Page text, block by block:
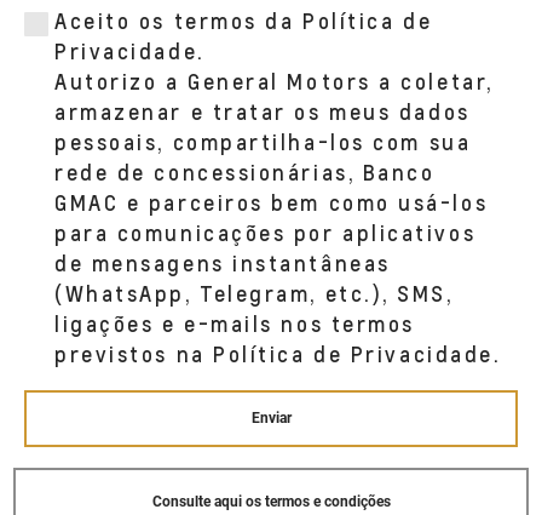
BAIRRO: TAQUARA I SERRA, ES 29167--750
(27) 3298-9000
CVC (GUARAPARI)
AVENIDA GOVERNADOR JONES DOS
SANTOS NEVES, 1.555 - SALA 01
BAIRRO: MUQUICABA GUARAPARI, ES
29215--002
(27) 9882-4053
CVC (CACHOEIRO)
AVENIDA RAUL NASSAR, 202 - SALA 01
BAIRRO: WALDIR FURTADO AMORIM
CACHOEIRO DE ITAPEMIRIM, ES 29313-
(28) 3526-2666
Aceito os termos da Política de
Privacidade.
Autorizo a General Motors a coletar,
armazenar e tratar os meus dados
pessoais, compartilha-los com sua
rede de concessionárias, Banco
GMAC e parceiros bem como usá-los
para comunicações por aplicativos
de mensagens instantâneas
(WhatsApp, Telegram, etc.), SMS,
ligações e e-mails nos termos
previstos na Política de Privacidade.
Enviar
Consulte aqui os termos e condições